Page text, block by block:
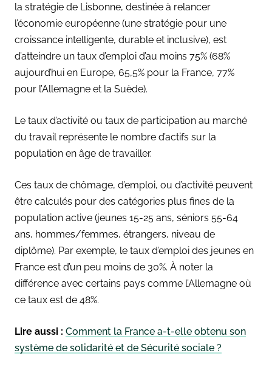
la stratégie de Lisbonne, destinée à relancer
l’économie européenne (une stratégie pour une
croissance intelligente, durable et inclusive), est
d’atteindre un taux d’emploi d’au moins 75% (68%
aujourd’hui en Europe, 65,5% pour la France, 77%
pour l’Allemagne et la Suède).
Le taux d’activité ou taux de participation au marché
du travail représente le nombre d’actifs sur la
population en âge de travailler.
Ces taux de chômage, d’emploi, ou d’activité peuvent
être calculés pour des catégories plus fines de la
population active (jeunes 15-25 ans, séniors 55-64
ans, hommes/femmes, étrangers, niveau de
diplôme). Par exemple, le taux d’emploi des jeunes en
France est d’un peu moins de 30%. À noter la
différence avec certains pays comme l’Allemagne où
ce taux est de 48%.
Lire aussi : Comment la France a-t-elle obtenu son
système de solidarité et de Sécurité sociale ?